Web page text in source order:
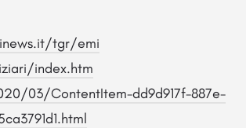
tgr/emi
index.htm
03/ContentItem-dd9d917f-887e-